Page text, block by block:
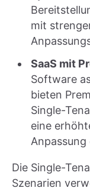
mit
SaaS mit
Software
bieten
Single-
eine
Die Single-
Szenarien